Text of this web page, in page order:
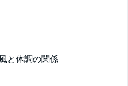
と体調の関係